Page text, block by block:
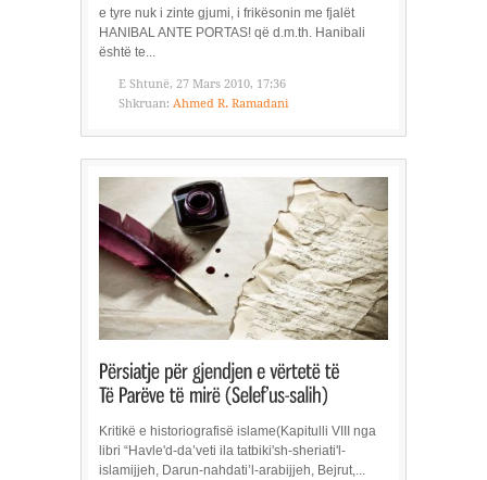
e tyre nuk i zinte gjumi, i frikësonin me fjalët
HANIBAL ANTE PORTAS! që d.m.th. Hanibali
është te...
E Shtunë, 27 Mars 2010, 17:36
Shkruan: Ahmed R. Ramadani
Kritikë e historiografisë islame(Kapitulli VIII nga
libri “Havle'd-da’veti ila tatbiki'sh-sheriati'l-
islamijjeh, Darun-nahdati’l-arabijjeh, Bejrut,...